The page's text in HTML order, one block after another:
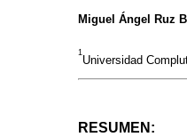
Miguel Ángel Ruz
1
Universidad
RESUMEN: